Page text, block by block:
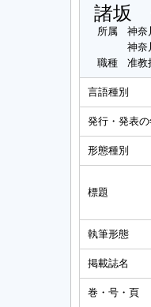
諸坂
所属
神奈
神奈
職種
准教
言語種別
発行・発表の
形態種別
標題
執筆形態
掲載誌名
巻・号・頁